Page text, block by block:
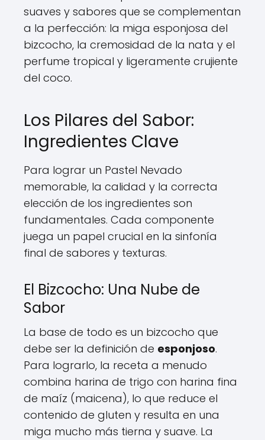
suaves y sabores que se complementan
a la perfección: la miga esponjosa del
bizcocho, la cremosidad de la nata y el
perfume tropical y ligeramente crujiente
del coco.
Los Pilares del Sabor:
Ingredientes Clave
Para lograr un Pastel Nevado
memorable, la calidad y la correcta
elección de los ingredientes son
fundamentales. Cada componente
juega un papel crucial en la sinfonía
final de sabores y texturas.
El Bizcocho: Una Nube de
Sabor
La base de todo es un bizcocho que
debe ser la definición de esponjoso.
Para lograrlo, la receta a menudo
combina harina de trigo con harina fina
de maíz (maicena), lo que reduce el
contenido de gluten y resulta en una
miga mucho más tierna y suave. La